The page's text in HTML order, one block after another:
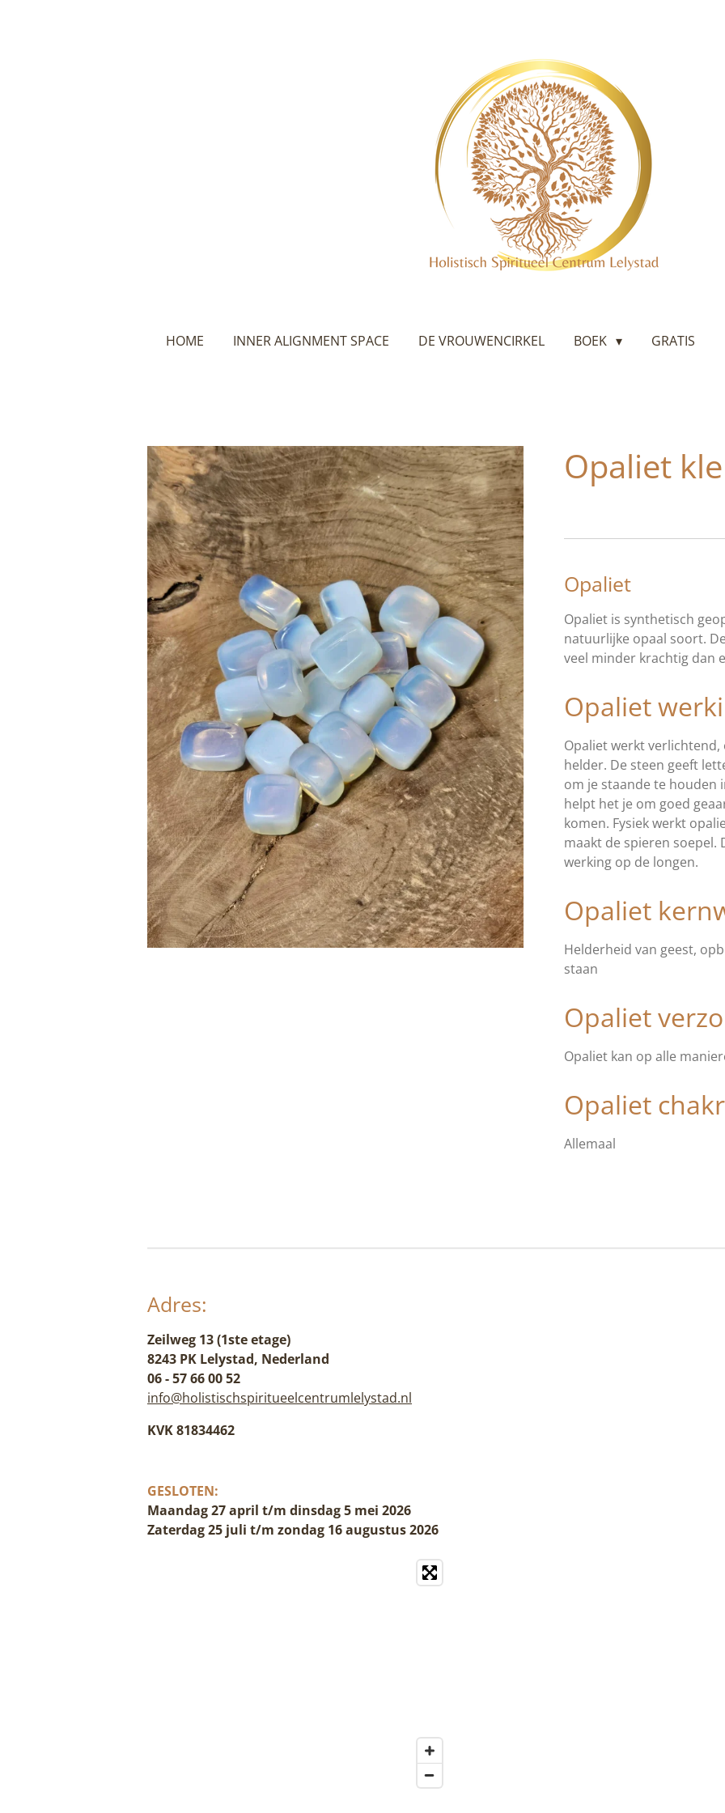
HOME INNER ALIGNMENT SPACE DE VROUWENCIRKEL BOEK GRATIS
Opaliet
Opaliet
Opaliet is synthetisch
natuurlijke opaal soort.
veel minder krachtig dan
Opaliet
Opaliet werkt
helder. De steen geeft
om je staande te houden
helpt het je om goed
komen. Fysiek werkt
maakt de spieren soepel.
werking op de longen.
Opaliet
Helderheid van geest,
staan
Opaliet v
Opaliet kan op alle
Opaliet c
Allemaal
Adres:
Zeilweg 13 (1ste etage)
8243 PK Lelystad, Nederland
06 - 57 66 00 52
info@holistischspiritueelcentrumlelystad.nl
KVK 81834462
GESLOTEN:
Maandag 27 april t/m dinsdag 5 mei 2026
Zaterdag 25 juli t/m zondag 16 augustus 2026